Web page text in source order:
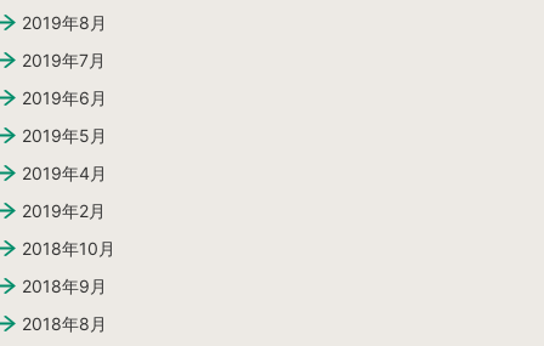
2019年8月
2019年7月
2019年6月
2019年5月
2019年4月
2019年2月
2018年10月
2018年9月
2018年8月